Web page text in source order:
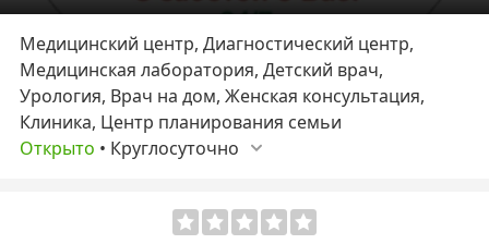
Медицинский центр, Диагностический центр,
Медицинская лаборатория, Детский врач,
Урология, Врач на дом, Женская консультация,
Клиника, Центр планирования семьи
Открыто • Круглосуточно